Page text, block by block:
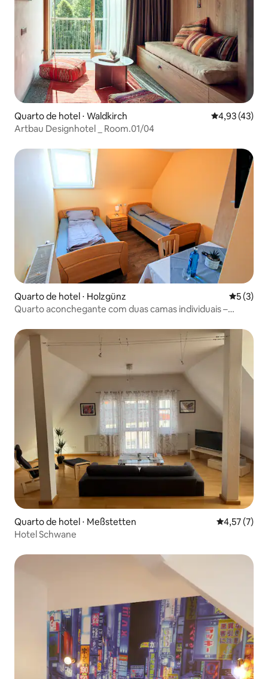
Quarto de hotel ⋅ Waldkirch 4,93 de uma
4,93 (43)
Artbau Designhotel _ Room.01/04
Quarto de hotel ⋅ Holzgünz 5 de
5 (3)
Quarto aconchegante com duas camas individuais –
Quarto de hotel ⋅ Meßstetten 4,57 de
4,57 (7)
Hotel Schwane